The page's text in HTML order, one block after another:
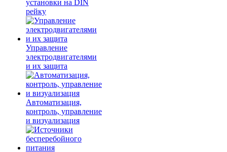
установки на DIN
рейку
Управление
электродвигателями
и их защита
Автоматизация,
контроль, управление
и визуализация